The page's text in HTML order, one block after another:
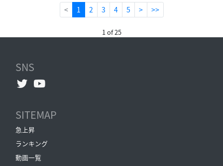
< 1 (current)
2 3 4 5 > >>
1 of 25
SNS
SITEMAP
急上昇
ランキング
動画一覧